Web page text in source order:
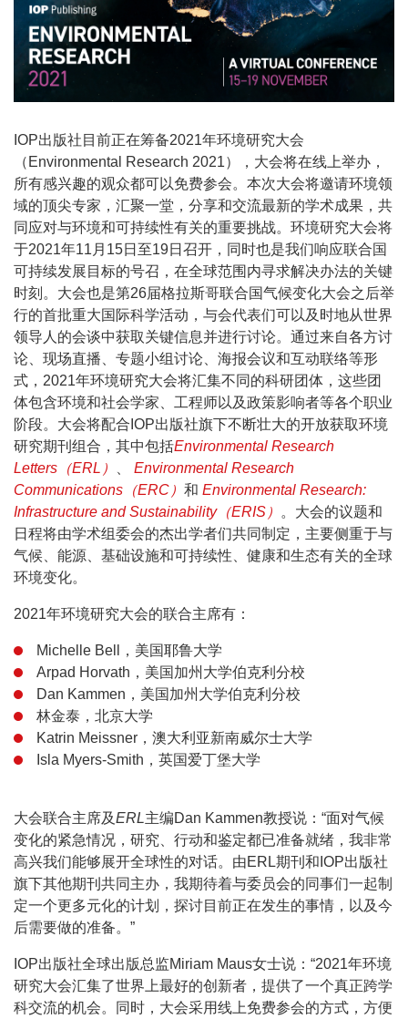
IOP出版社目前正在筹备2021年环境研究大会
（Environmental Research 2021），大会将在线上举办，
所有感兴趣的观众都可以免费参会。本次大会将邀请环境领
域的顶尖专家，汇聚一堂，分享和交流最新的学术成果，共
同应对与环境和可持续性有关的重要挑战。环境研究大会将
于2021年11月15日至19日召开，同时也是我们响应联合国
可持续发展目标的号召，在全球范围内寻求解决办法的关键
时刻。大会也是第26届格拉斯哥联合国气候变化大会之后举
行的首批重大国际科学活动，与会代表们可以及时地从世界
领导人的会谈中获取关键信息并进行讨论。通过来自各方讨
论、现场直播、专题小组讨论、海报会议和互动联络等形
式，2021年环境研究大会将汇集不同的科研团体，这些团
体包含环境和社会学家、工程师以及政策影响者等各个职业
阶段。大会将配合IOP出版社旗下不断壮大的开放获取环境
研究期刊组合，其中包括Environmental Research
Letters（ERL）
Environmental Research
Communications（ERC） 和 Environmental Research:
Infrastructure and Sustainability（ERIS）
。大会的议题和
日程将由学术组委会的杰出学者们共同制定，主要侧重于与
气候、能源、基础设施和可持续性、健康和生态有关的全球
环境变化。
2021年环境研究大会的联合主席有：
Michelle Bell，美国耶鲁大学
Arpad Horvath，美国加州大学伯克利分校
Dan Kammen，美国加州大学伯克利分校
林金泰，北京大学
Katrin Meissner，澳大利亚新南威尔士大学
Isla Myers-Smith，英国爱丁堡大学
大会联合主席及ERL主编Dan Kammen教授说：“面对气候
变化的紧急情况，研究、行动和鉴定都已准备就绪，我非常
高兴我们能够展开全球性的对话。由ERL期刊和IOP出版社
旗下其他期刊共同主办，我期待着与委员会的同事们一起制
定一个更多元化的计划，探讨目前正在发生的事情，以及今
后需要做的准备。”
IOP出版社全球出版总监Miriam Maus女士说：“2021年环境
研究大会汇集了世界上最好的创新者，提供了一个真正跨学
科交流的机会。同时，大会采用线上免费参会的方式，方便